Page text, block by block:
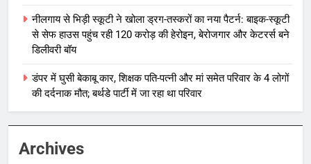
नीलगाय से भिड़ी स्कूटी ने खोला ड्रग-तस्करों का नया पैटर्न: बाइक-स्कूटी
से सेफ हाउस पहुंच रही 120 करोड़ की हेरोइन, बेरोजगार और केटरर्स बने
डिलीवरी बॉय
डंपर में घुसी बेकाबू कार, शिक्षक पति-पत्नी और मां समेत परिवार के 4 लोगों
की दर्दनाक मौत; बर्थडे पार्टी में जा रहा था परिवार
Archives